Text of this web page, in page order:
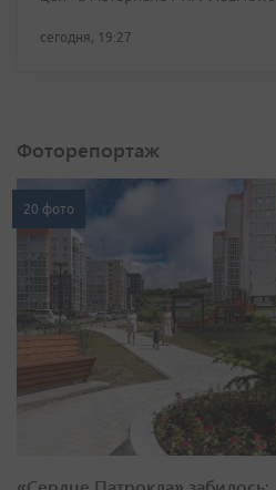
сегодня, 19:27
Фоторепортаж
20 фото